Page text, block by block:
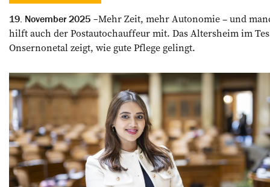
19. November 2025
Mehr Zeit, mehr Autonomie – und
hilft auch der Postautochauffeur mit. Das Altersheim im
Onsernonetal zeigt, wie gute Pflege gelingt.